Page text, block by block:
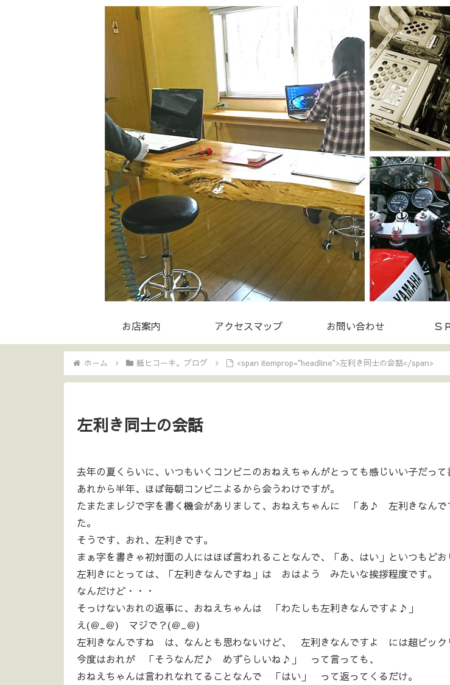
お店案内 アクセスマップ お問い合わせ Ｓ
ホーム 紙ヒコーキ。ブログ <span itemprop="headline">左利き同士の会話</span>
左利き同士の会話
去年の夏くらいに、いつもいくコンビニのおねえちゃんがとっても感じいい子だって
あれから半年、ほぼ毎朝コンビニよるから会うわけですが。
たまたまレジで字を書く機会がありまして、おねえちゃんに 「あ♪ 左利きなん
た。
そうです、おれ、左利きです。
まぁ字を書きゃ初対面の人にはほぼ言われることなんで、「あ、はい」といつもどお
左利きにとっては、「左利きなんですね」は おはよう みたいな挨拶程度です。
なんだけど・・・
そっけないおれの返事に、おねえちゃんは 「わたしも左利きなんですよ♪」
え(＠_＠) マジで？(＠_＠)
左利きなんですね は、なんとも思わないけど、 左利きなんですよ には超ビッ
今度はおれが 「そうなんだ♪ めずらしいね♪」 って言っても、
おねえちゃんは言われなれてることなんで 「はい」 って返ってくるだけ。